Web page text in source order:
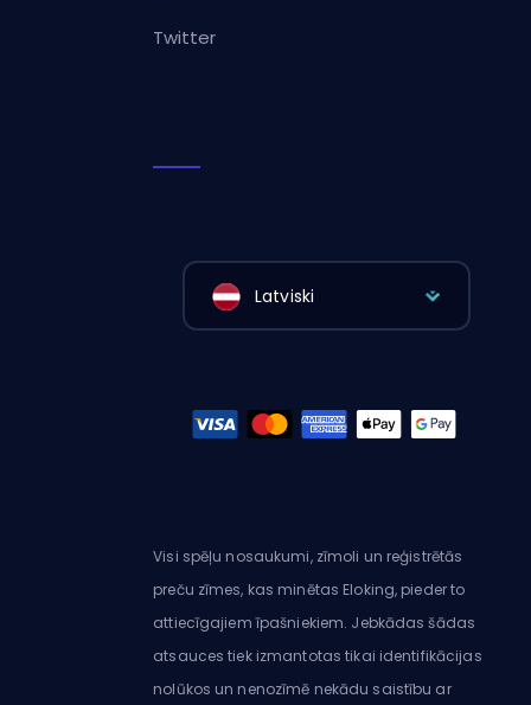
Twitter
Latviski
Visi spēļu nosaukumi, zīmoli un reģistrētās
preču zīmes, kas minētas Eloking, pieder to
attiecīgajiem īpašniekiem. Jebkādas šādas
atsauces tiek izmantotas tikai identifikācijas
nolūkos un nenozīmē nekādu saistību ar